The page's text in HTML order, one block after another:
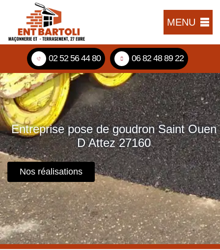
MENU
02 52 56 44 80 06 82 48 89 22
Entreprise pose de goudron Saint Ouen
D Attez 27160
Nos réalisations